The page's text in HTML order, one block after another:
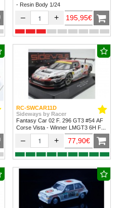
- Resin Body 1/24
– + 195,95€
RC-SWCAR11D
Sideways by Racer
Fantasy Car 02 F. 296 GT3 #54 AF
Corse Vista - Winner LMGT3 6H Fuji
– + 77,90€